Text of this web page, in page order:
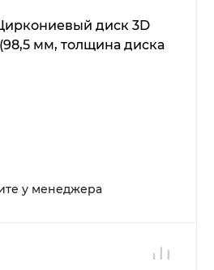
диск 3D
мм, толщина диска
у менеджера